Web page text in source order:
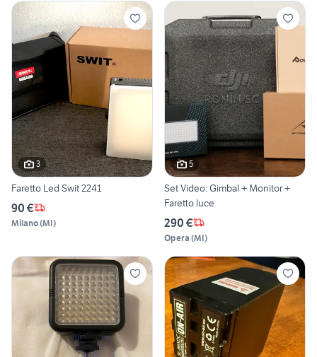
3
Faretto Led Swit 2241
90 €
Milano(MI)
5
Set Video: Gimbal + Monitor +
Faretto luce
290 €
Opera (MI)